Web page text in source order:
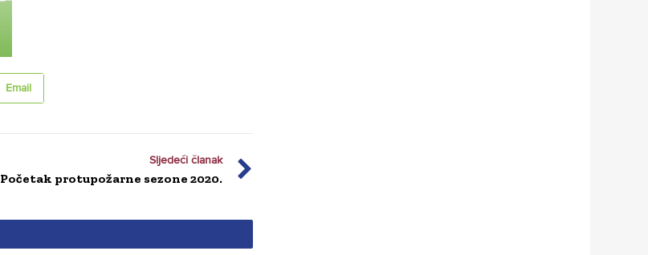
Email
Sljedeći članak
Početak protupožarne sezone 2020.